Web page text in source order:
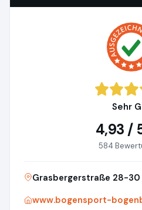
Sehr
4,93 /
584
Grasbergerstraße 28-30
www.bogensport-